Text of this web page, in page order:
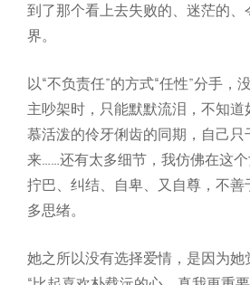
到了那个看上去失败的、迷茫的
界。
以“不负责任”的方式“任性”分手，
主吵架时，只能默默流泪，不知
慕活泼的伶牙俐齿的同期，自己
来……还有太多细节，我仿佛在这个
拧巴、纠结、自卑、又自尊，不
多思绪。
她之所以没有选择爱情，是因为